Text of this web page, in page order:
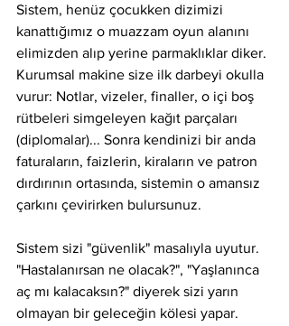
Sistem, henüz çocukken dizimizi
kanattığımız o muazzam oyun alanını
elimizden alıp yerine parmaklıklar diker.
Kurumsal makine size ilk darbeyi okulla
vurur: Notlar, vizeler, finaller, o içi boş
rütbeleri simgeleyen kağıt parçaları
(diplomalar)... Sonra kendinizi bir anda
faturaların, faizlerin, kiraların ve patron
dırdırının ortasında, sistemin o amansız
çarkını çevirirken bulursunuz.
Sistem sizi "güvenlik" masalıyla uyutur.
"Hastalanırsan ne olacak?", "Yaşlanınca
aç mı kalacaksın?" diyerek sizi yarın
olmayan bir geleceğin kölesi yapar.